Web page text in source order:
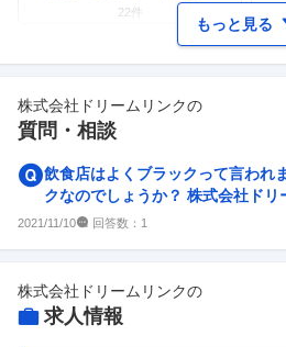
22件
ワークライフバランス
副業
人事・評価制度
件
企業の選考に関するクチコミ
もっと見る
株式会社ドリームリンクの
質問・相談
飲食店はよくブラックって言われ
クなのでしょうか？ 株式会社ド
をだしたのでバイトし...
2021/11/10 回答数： 1
株式会社ドリームリンクの
求人情報